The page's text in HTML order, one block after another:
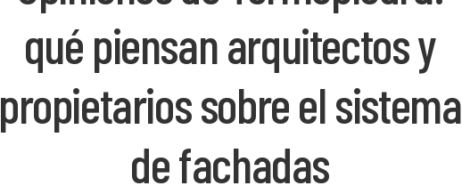
qué piensan arquitectos y
propietarios sobre el sistema
de fachadas